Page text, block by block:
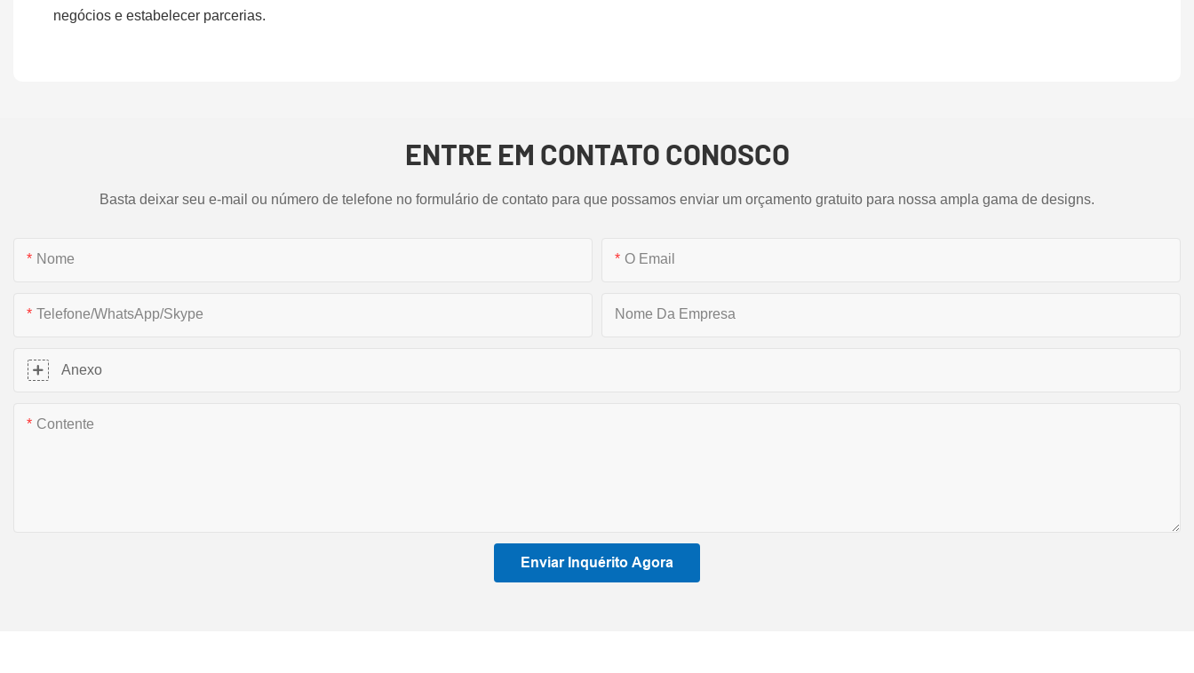
negócios e estabelecer parcerias.
ENTRE EM CONTATO CONOSCO
Basta deixar seu e-mail ou número de telefone no formulário de contato para que possamos enviar um orçamento gratuito para nossa ampla gama de designs.
Nome O Email
Telefone/WhatsApp/Skype Nome Da Empresa
Anexo
Contente
Enviar Inquérito Agora